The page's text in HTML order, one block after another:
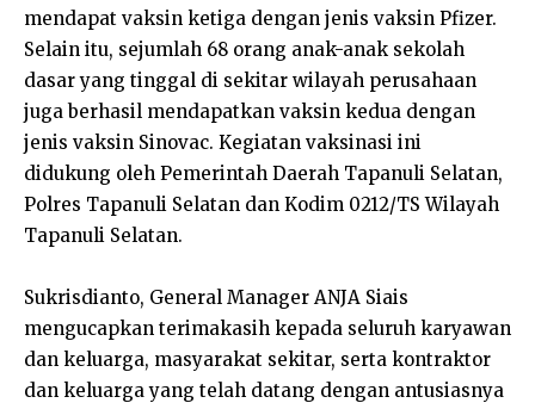
mendapat vaksin ketiga dengan jenis vaksin Pfizer.
Selain itu, sejumlah 68 orang anak-anak sekolah
dasar yang tinggal di sekitar wilayah perusahaan
juga berhasil mendapatkan vaksin kedua dengan
jenis vaksin Sinovac. Kegiatan vaksinasi ini
didukung oleh Pemerintah Daerah Tapanuli Selatan,
Polres Tapanuli Selatan dan Kodim 0212/TS Wilayah
Tapanuli Selatan.
Sukrisdianto, General Manager ANJA Siais
mengucapkan terimakasih kepada seluruh karyawan
dan keluarga, masyarakat sekitar, serta kontraktor
dan keluarga yang telah datang dengan antusiasnya